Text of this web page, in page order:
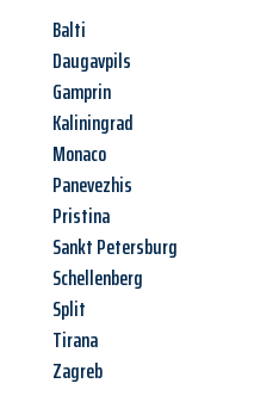
Balti
Daugavpils
Gamprin
Kaliningrad
Monaco
Panevezhis
Pristina
Sankt Petersburg
Schellenberg
Split
Tirana
Zagreb